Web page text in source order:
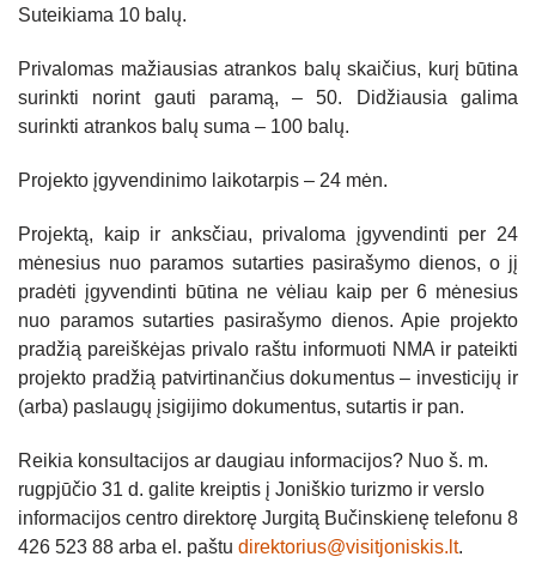
Suteikiama 10 balų.
Privalomas mažiausias atrankos balų skaičius, kurį būtina
surinkti norint gauti paramą, – 50. Didžiausia galima
surinkti atrankos balų suma – 100 balų.
Projekto įgyvendinimo laikotarpis – 24 mėn.
Projektą, kaip ir anksčiau, privaloma įgyvendinti per 24
mėnesius nuo paramos sutarties pasirašymo dienos, o jį
pradėti įgyvendinti būtina ne vėliau kaip per 6 mėnesius
nuo paramos sutarties pasirašymo dienos. Apie projekto
pradžią pareiškėjas privalo raštu informuoti NMA ir pateikti
projekto pradžią patvirtinančius dokumentus – investicijų ir
(arba) paslaugų įsigijimo dokumentus, sutartis ir pan.
Reikia konsultacijos ar daugiau informacijos? Nuo š. m.
rugpjūčio 31 d. galite kreiptis į Joniškio turizmo ir verslo
informacijos centro direktorę Jurgitą Bučinskienę telefonu 8
426 523 88 arba el. paštu direktorius@visitjoniskis.lt.